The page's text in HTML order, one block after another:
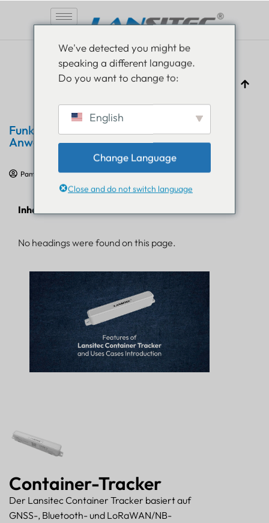
Funktionen von Container Tracker und
Anwendungsfälle Einführung
Pam Luthra 17. März 2022 Produktbewertung
Inhaltsverzeichnis
No headings were found on this page.
Container-Tracker
Der Lansitec Container Tracker basiert auf
GNSS-, Bluetooth- und LoRaWAN/NB-
We've detected you might be
speaking a different language.
Do you want to change to:
English
Change Language
Close and do not switch language